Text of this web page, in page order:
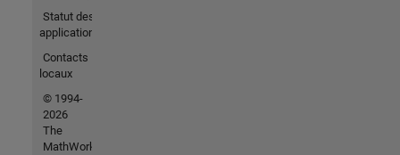
Statut des
applications
Contacts
locaux
© 1994-
2026
The
MathWorks,